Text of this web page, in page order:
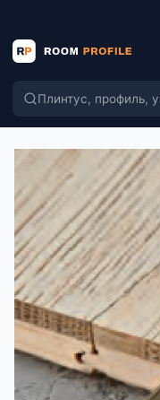
Поиск по каталогу